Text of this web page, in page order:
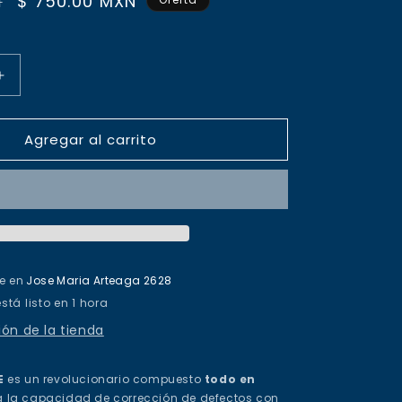
oferta
Aumentar
BLEND
1
Agregar al carrito
en Jose Maria Arteaga 2628
listo en 1 hora
de la tienda
es un revolucionario compuesto todo en
la capacidad de corrección de defectos con